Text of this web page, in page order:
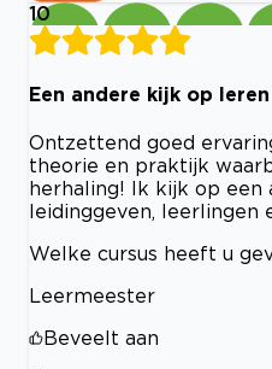
10
Een andere kijk op
Ontzettend goed
theorie en praktijk
herhaling! Ik kijk op een
leidinggeven, leerlingen
Welke cursus heeft u
Leermeester
Beveelt aan